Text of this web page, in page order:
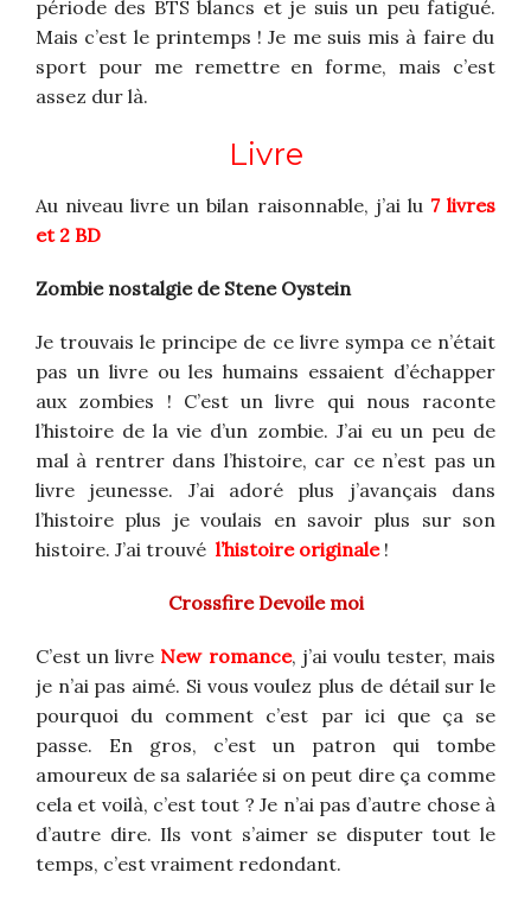
période des BTS blancs et je suis un peu fatigué.
Mais c’est le printemps ! Je me suis mis à faire du
sport pour me remettre en forme, mais c’est
assez dur là.
Livre
Au niveau livre un bilan raisonnable, j’ai lu 7 livres
et 2 BD
Zombie nostalgie de Stene Oystein
Je trouvais le principe de ce livre sympa ce n’était
pas un livre ou les humains essaient d’échapper
aux zombies ! C’est un livre qui nous raconte
l’histoire de la vie d’un zombie. J’ai eu un peu de
mal à rentrer dans l’histoire, car ce n’est pas un
livre jeunesse. J’ai adoré plus j’avançais dans
l’histoire plus je voulais en savoir plus sur son
histoire. J’ai trouvé l’histoire originale!
Crossfire Devoile moi
C’est un livre New romance, j’ai voulu tester, mais
je n’ai pas aimé. Si vous voulez plus de détail sur le
pourquoi du comment c’est par ici que ça se
passe. En gros, c’est un patron qui tombe
amoureux de sa salariée si on peut dire ça comme
cela et voilà, c’est tout ? Je n’ai pas d’autre chose à
d’autre dire. Ils vont s’aimer se disputer tout le
temps, c’est vraiment redondant.